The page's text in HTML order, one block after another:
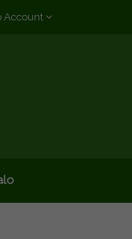
Account